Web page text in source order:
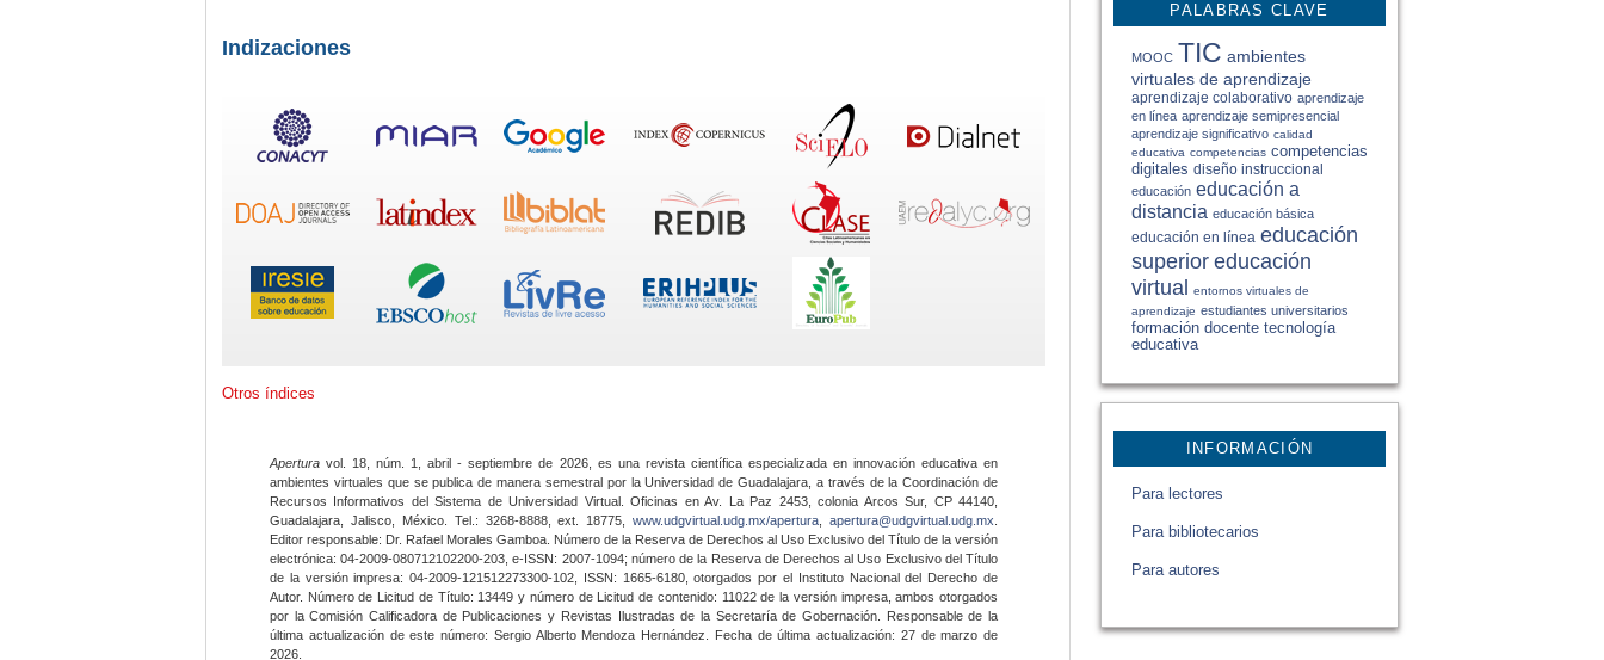
PALABRAS CLAVE
MOOC TIC ambientes
virtuales de aprendizaje
aprendizaje colaborativo aprendizaje
en línea aprendizaje semipresencial
aprendizaje significativo calidad
educativa competencias competencias
digitales diseño instruccional
educación educación a
distancia educación básica
educación en línea educación
superior educación
virtual entornos virtuales de
aprendizaje estudiantes universitarios
formación docente tecnología
educativa
INFORMACIÓN
Para lectores
Para bibliotecarios
Para autores
Indizaciones
Otros índices
Apertura vol. 18, núm. 1, abril - septiembre de 2026, es una revista científica especializada en innovación educativa en
ambientes virtuales que se publica de manera semestral por la Universidad de Guadalajara, a través de la Coordinación de
Recursos Informativos del Sistema de Universidad Virtual. Oficinas en Av. La Paz 2453, colonia Arcos Sur, CP 44140,
Guadalajara, Jalisco, México. Tel.: 3268-8888, ext. 18775,www.udgvirtual.udg.mx/apertura apertura@udgvirtual.udg.mx
Editor responsable: Dr. Rafael Morales Gamboa. Número de la Reserva de Derechos al Uso Exclusivo del Título de la versión
electrónica: 04-2009-080712102200-203, e-ISSN: 2007-1094; número de la Reserva de Derechos al Uso Exclusivo del Título
de la versión impresa: 04-2009-121512273300-102, ISSN: 1665-6180, otorgados por el Instituto Nacional del Derecho de
Autor. Número de Licitud de Título: 13449 y número de Licitud de contenido: 11022 de la versión impresa, ambos otorgados
por la Comisión Calificadora de Publicaciones y Revistas Ilustradas de la Secretaría de Gobernación. Responsable de la
última actualización de este número: Sergio Alberto Mendoza Hernández. Fecha de última actualización: 27 de marzo de
2026.